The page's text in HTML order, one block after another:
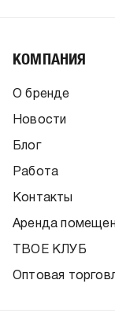
КОМПАНИЯ
О бренде
Новости
Блог
Работа
Контакты
Аренда
ТВОЕ КЛУБ
Оптовая